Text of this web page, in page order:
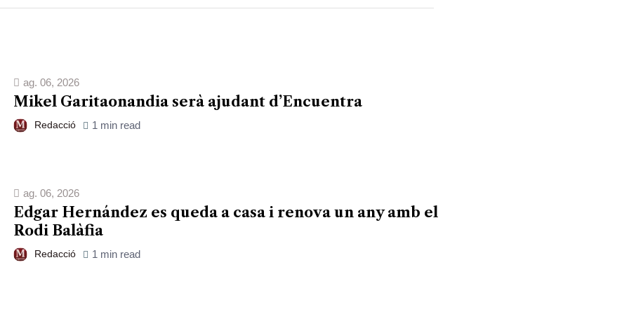
ag. 06, 2026
Mikel Garitaonandia serà ajudant d’Encuentra
Redacció 1 min read
ag. 06, 2026
Edgar Hernández es queda a casa i renova un any amb el
Rodi Balàfia
Redacció 1 min read